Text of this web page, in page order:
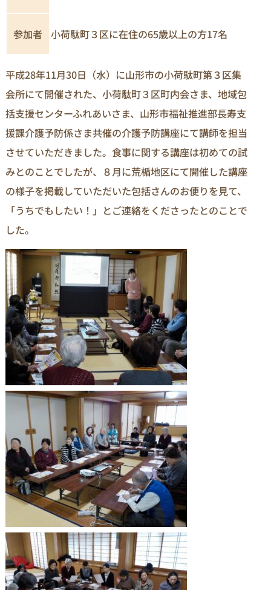
参加者 小荷駄町３区に在住の65歳以上の方17名
平成28年11月30日（水）に山形市の小荷駄町第３区集
会所にて開催された、小荷駄町３区町内会さま、地域包
括支援センターふれあいさま、山形市福祉推進部長寿支
援課介護予防係さま共催の介護予防講座にて講師を担当
させていただきました。食事に関する講座は初めての試
みとのことでしたが、８月に荒楯地区にて開催した講座
の様子を掲載していただいた包括さんのお便りを見て、
「うちでもしたい！」とご連絡をくださったとのことで
した。